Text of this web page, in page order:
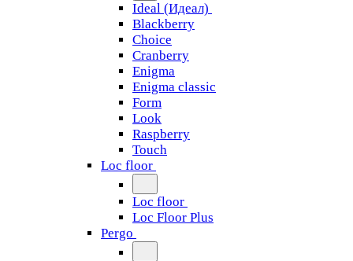
Ideal (Идеал)
Blackberry
Choice
Cranberry
Enigma
Enigma classic
Form
Look
Raspberry
Touch
Loc floor
Loc floor
Loc Floor Plus
Pergo